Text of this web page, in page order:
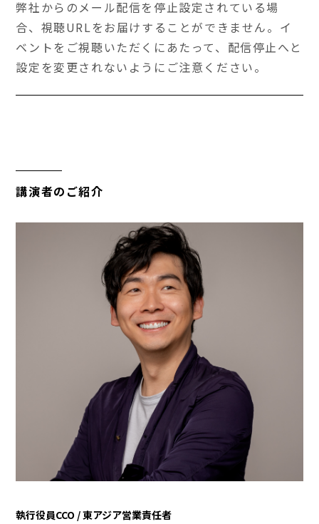
弊社からのメール配信を停止設定されている場
合、視聴URLをお届けすることができません。イ
ベントをご視聴いただくにあたって、配信停止へと
設定を変更されないようにご注意ください。
講演者のご紹介
執行役員CCO / 東アジア営業責任者